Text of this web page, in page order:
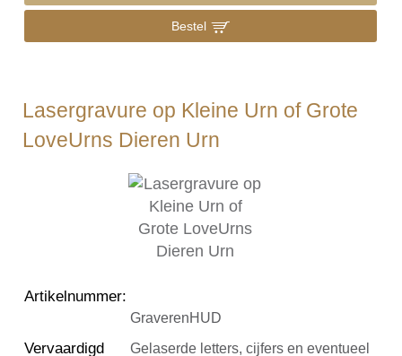
Bestel
Lasergravure op Kleine Urn of Grote
LoveUrns Dieren Urn
Artikelnummer:
GraverenHUD
Vervaardigd
Gelaserde letters, cijfers en eventueel